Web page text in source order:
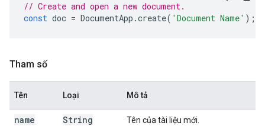
// Create and open a new document.
const doc = DocumentApp .create( 'Document Name' );
Tham số
Tên Loại Mô tả
name String Tên của tài liệu mới.